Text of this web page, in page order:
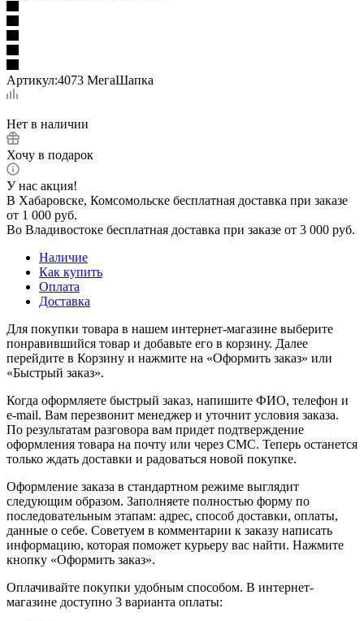
Артикул:4073 МегаШапка
Нет в наличии
Хочу в подарок
У нас акция!
В Хабаровске, Комсомольске бесплатная доставка при заказе
от 1 000 руб.
Во Владивостоке бесплатная доставка при заказе от 3 000 руб.
Наличие
Как купить
Оплата
Доставка
Для покупки товара в нашем интернет-магазине выберите
понравившийся товар и добавьте его в корзину. Далее
перейдите в Корзину и нажмите на «Оформить заказ» или
«Быстрый заказ».
Когда оформляете быстрый заказ, напишите ФИО, телефон и
e-mail. Вам перезвонит менеджер и уточнит условия заказа.
По результатам разговора вам придет подтверждение
оформления товара на почту или через СМС. Теперь останется
только ждать доставки и радоваться новой покупке.
Оформление заказа в стандартном режиме выглядит
следующим образом. Заполняете полностью форму по
последовательным этапам: адрес, способ доставки, оплаты,
данные о себе. Советуем в комментарии к заказу написать
информацию, которая поможет курьеру вас найти. Нажмите
кнопку «Оформить заказ».
Оплачивайте покупки удобным способом. В интернет-
магазине доступно 3 варианта оплаты: